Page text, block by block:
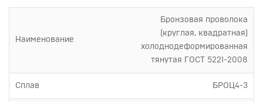
Наименование
Бронзовая проволока
(круглая, квадратная)
холоднодеформированная
тянутая ГОСТ 5221-2008
Сплав БРОЦ4-3